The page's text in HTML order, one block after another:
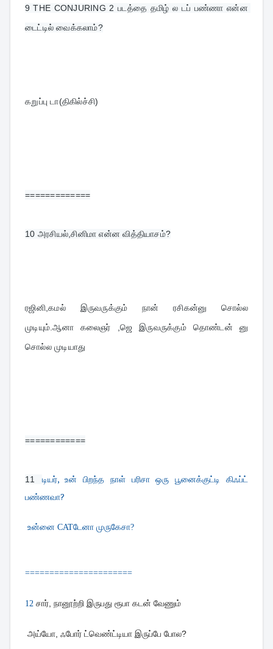
9 THE CONJURING 2 படத்தை தமிழ் ல டப் பண்ணா என்ன
டைட்டில் வைக்கலாம்?
கறுப்பு டா(திகில்ச்சி)
=============
10 அரசியல்,சினிமா என்ன வித்தியாசம்?
ரஜினி,கமல் இருவருக்கும் நான் ரசிகன்னு சொல்ல
முடியும்.ஆனா கலைஞர் ,ஜெ இருவருக்கும் தொண்டன் னு
சொல்ல முடியாது
============
11 டியர், உன் பிறந்த நாள் பரிசா ஒரு பூனைக்குட்டி கிஃப்ட்
பண்ணவா?
உன்னை CATடேனா முருகேசா?
======================
12 சார், நானூற்றி இருபது ரூபா கடன் வேணும்
அய்யோ, ஃபோர் ட்வெண்ட்டியா இருப்பே போல?